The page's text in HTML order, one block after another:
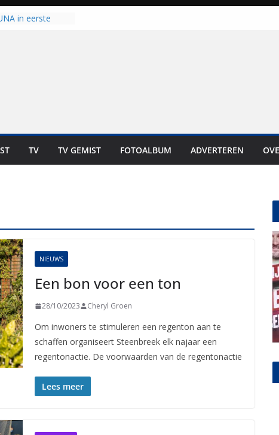
in eerste
is altijd een
internationale
voor de deur
TV TV GEMIST FOTOALBUM ADVERTEREN
NIEUWS
Een bon voor een ton
28/10/2023 Cheryl Groen
Om inwoners te stimuleren een regenton aan te
schaffen organiseert Steenbreek elk najaar een
regentonactie. De voorwaarden van de regentonactie
Lees meer